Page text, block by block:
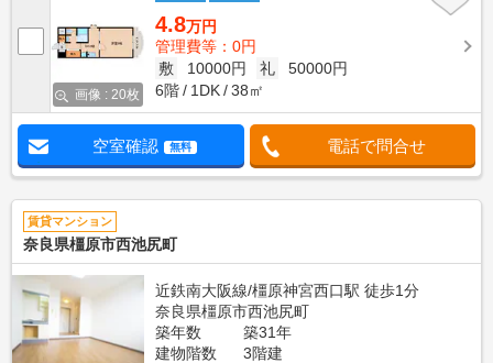
画像 : 20枚
4.8万円
管理費等：0円
敷
10000円 礼
50000円
6階
1DK 38㎡
空室確認 無料 電話で問合せ
賃貸マンション
奈良県橿原市西池尻町
近鉄南大阪線/橿原神宮西口駅 徒歩1分
奈良県橿原市西池尻町
築年数
築31年
建物階数
3階建